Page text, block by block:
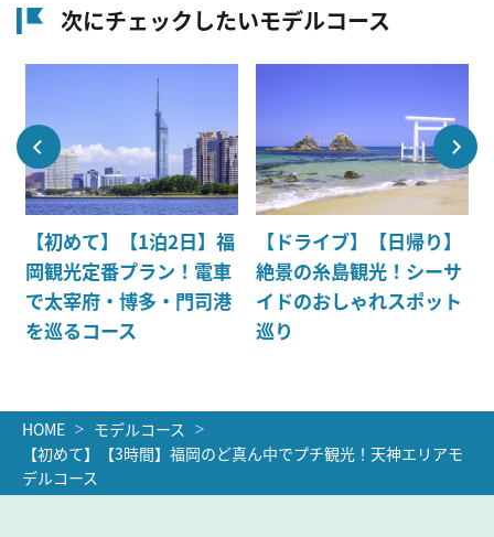
次にチェックしたいモデルコース
【初めて】【1泊2日】福
岡観光定番プラン！電車
で太宰府・博多・門司港
を巡るコース
【ドライブ】【日帰り】
絶景の糸島観光！シーサ
イドのおしゃれスポット
巡り
HOME
モデルコース
【初めて】【3時間】福岡のど真ん中でプチ観光！天神エリアモ
デルコース